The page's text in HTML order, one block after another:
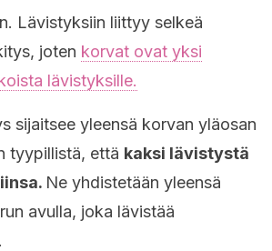
Lävistyksiin liittyy selkeä
joten korvat ovat yksi
lävistyksille.
sijaitsee yleensä korvan yläosan
tyypillistä, että kaksi lävistystä
Ne yhdistetään yleensä
avulla, joka lävistää